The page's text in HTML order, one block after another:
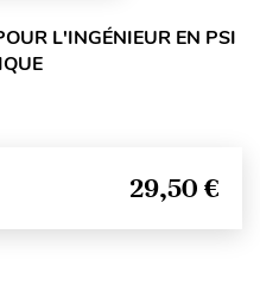
L'INGÉNIEUR EN PSI
29,50 €